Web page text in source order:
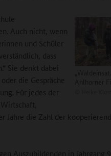
Auch nicht, wenn
und Schüler
dass
Sie denkt dabei
die Gespräche
Für jedes der
Jahre die Zahl der
Auszubildenden in Jahrgang